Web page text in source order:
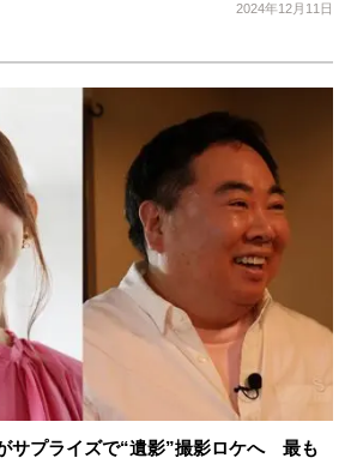
2024年12月11日
サプライズで“遺影”撮影ロケへ 最も